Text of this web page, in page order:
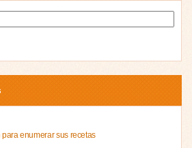
enumerar sus recetas